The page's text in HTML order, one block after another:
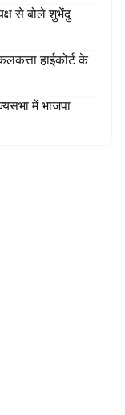
से बोले शुभेंदु
हाईकोर्ट के
में भाजपा